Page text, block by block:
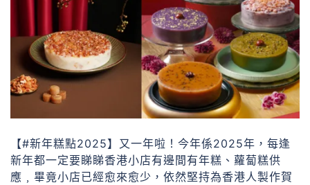
【#新年糕點2025】又一年啦！今年係2025年，每逢
新年都一定要睇睇香港小店有邊間有年糕、蘿蔔糕供
應﹐畢竟小店已經愈來愈少，依然堅持為香港人製作賀